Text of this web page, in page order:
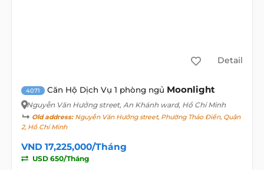
Detail
4071 Căn Hộ Dịch Vụ 1 phòng ngủ Moonlight
Nguyễn Văn Hưởng street, An Khánh ward, Hồ Chí Minh
Old address:Nguyễn Văn Hưởng street, Phường Thảo Điền, Quận
2, Hồ Chí Minh
VND 17,225,000/Tháng
USD 650/Tháng